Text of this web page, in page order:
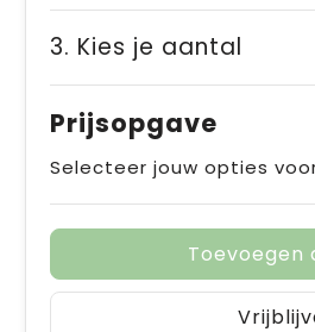
3. Kies je aantal
Prijsopgave
Selecteer jouw opties
Toevoegen